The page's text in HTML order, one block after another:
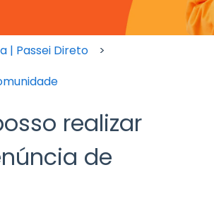
| Passei Direto
realizar
de